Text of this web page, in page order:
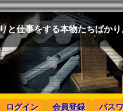
と仕事をする本物たちばかり
ログイン 会員登録 パス